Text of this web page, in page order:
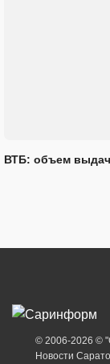
ВТБ: объем
© 2006-2026 ©
Новости